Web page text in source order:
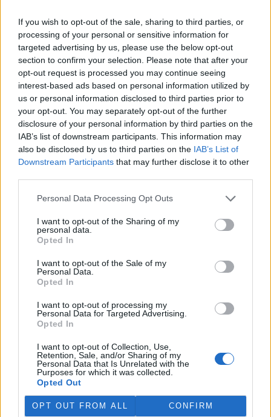
If you wish to opt-out of the sale, sharing to third parties, or
processing of your personal or sensitive information for
targeted advertising by us, please use the below opt-out
section to confirm your selection. Please note that after your
opt-out request is processed you may continue seeing
interest-based ads based on personal information utilized by
us or personal information disclosed to third parties prior to
your opt-out. You may separately opt-out of the further
disclosure of your personal information by third parties on the
IAB’s list of downstream participants. This information may
also be disclosed by us to third parties on the IAB’s List of
Downstream Participants that may further disclose it to other
Personal Data Processing Opt Outs
I want to opt-out of the Sharing of my
personal data.
Opted In
I want to opt-out of the Sale of my
Personal Data.
Opted In
I want to opt-out of processing my
Personal Data for Targeted Advertising.
Opted In
I want to opt-out of Collection, Use,
Retention, Sale, and/or Sharing of my
Personal Data that Is Unrelated with the
Purposes for which it was collected.
Opted Out
OPT OUT FROM ALL CONFIRM
Celníci odhalili gang překupníků papoušků, zajistili
stovku ptáků
5.8.2026 20:13 (ČTK)
Celníci odhalili gang
překupníků chráněných druhů
papoušků působící v několika
krajích a zajistili asi stovku
ptáků. S odchytem a
zajištěním zvířat celníkům pomohly zoo v Praze, Zlíně a Ostravě. V
ostravské zahradě také papoušci nalezli dočasné útočiště. V
tiskové zprávě nawebucelníků to oznámila mluvčí Celní správy ČR
Martina Kaňková. Případem se zabývá policie.
pronásledovali velrybáře
Islandské úřady nařídily
vyhoštění 21 aktivistů
pobřežní stráž s policií zabavily
jejich loď, která pronásledovala velrybářské plavidlo. Pasažéři lodi
patřící nadaci kanadsko-amerického ekologického aktivisty Paula
palubě nebyl. Píše o tom agentura AFP s odvoláním na islandskou
policii.
Záchranná stanice v Praze přijímá kvůli vedrům více
volně žijících zvířat
5.8.2026 17:40 | PRAHA (
teplotám pracovníci pražské